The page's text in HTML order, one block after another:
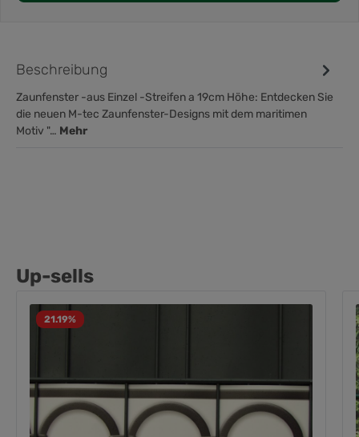
Beschreibung
Zaunfenster -aus Einzel -Streifen a 19cm Höhe: Entdecken Sie
die neuen M-tec Zaunfenster-Designs mit dem maritimen
Motiv "… Mehr
Up-sells
21.19%